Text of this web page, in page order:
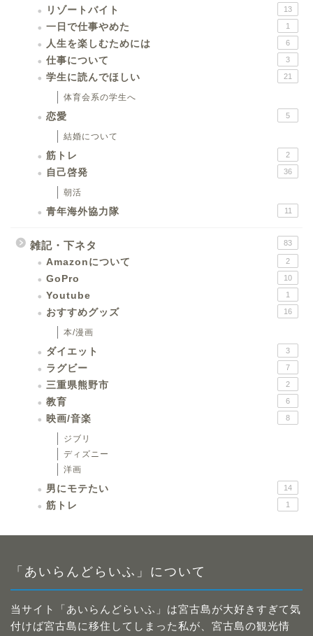
リゾートバイト 13
一日で仕事やめた 1
人生を楽しむためには 6
仕事について 3
学生に読んでほしい 21
体育会系の学生へ
恋愛 5
結婚について
筋トレ 2
自己啓発 36
朝活
青年海外協力隊 11
雑記・下ネタ 83
Amazonについて 2
GoPro 10
Youtube 1
おすすめグッズ 16
本/漫画
ダイエット 3
ラグビー 7
三重県熊野市 2
教育 6
映画/音楽 8
ジブリ
ディズニー
洋画
男にモテたい 14
筋トレ 1
「あいらんどらいふ」について
当サイト「あいらんどらいふ」は宮古島が大好きすぎて気
付けば宮古島に移住してしまった私が、宮古島の観光情